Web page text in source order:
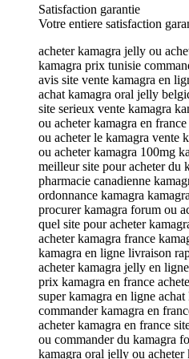
Satisfaction garantie
Votre entiere satisfaction
acheter kamagra jelly ou
kamagra prix tunisie
avis site vente kamagra en
achat kamagra oral jelly
site serieux vente kamagra
ou acheter kamagra en
ou acheter le kamagra vente
ou acheter kamagra 100mg
meilleur site pour acheter du
pharmacie canadienne
ordonnance kamagra
procurer kamagra forum ou
quel site pour acheter
acheter kamagra france
kamagra en ligne livraison
acheter kamagra jelly en
prix kamagra en france
super kamagra en ligne
commander kamagra en
acheter kamagra en france
ou commander du kamagra
kamagra oral jelly ou acheter